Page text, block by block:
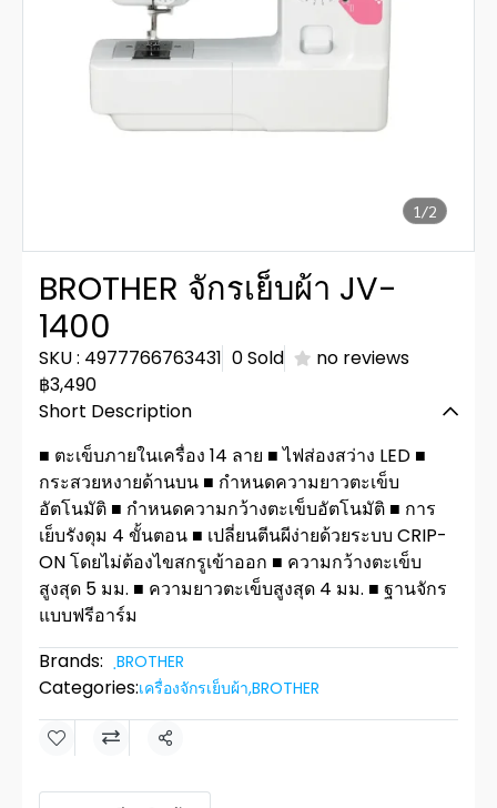
1/2
BROTHER จักรเย็บผ้า JV-
1400
SKU : 4977766763431 0 Sold
no reviews
฿3,490
Short Description
■ ตะเข็บภายในเครื่อง 14 ลาย ■ ไฟส่องสว่าง LED ■
กระสวยหงายด้านบน ■ กำหนดความยาวตะเข็บ
อัตโนมัติ ■ กำหนดความกว้างตะเข็บอัตโนมัติ ■ การ
เย็บรังดุม 4 ขั้นตอน ■ เปลี่ยนตีนผีง่ายด้วยระบบ CRIP-
ON โดยไม่ต้องไขสกรูเข้าออก ■ ความกว้างตะเข็บ
สูงสุด 5 มม. ■ ความยาวตะเข็บสูงสุด 4 มม. ■ ฐานจักร
แบบฟรีอาร์ม
Brands:
ฺBROTHER
Categories:เครื่องจักรเย็บผ้า,BROTHER
Share